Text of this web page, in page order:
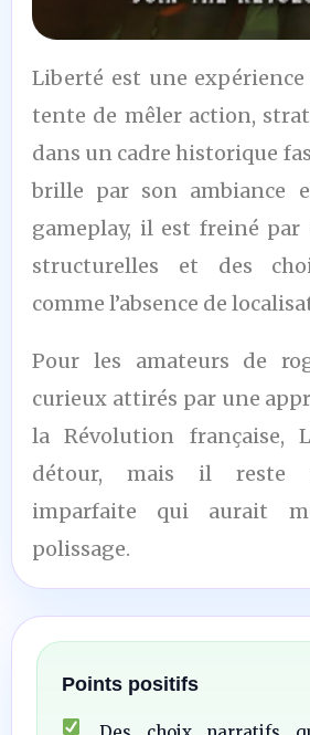
6
/10
Liberté est une expérience
tente de mêler action,
dans un cadre historique
brille par son ambiance
gameplay, il est freiné
structurelles et des
comme l’absence de
Pour les amateurs de
curieux attirés par une
la Révolution française,
détour, mais il reste
imparfaite qui aurait
polissage.
Points positifs